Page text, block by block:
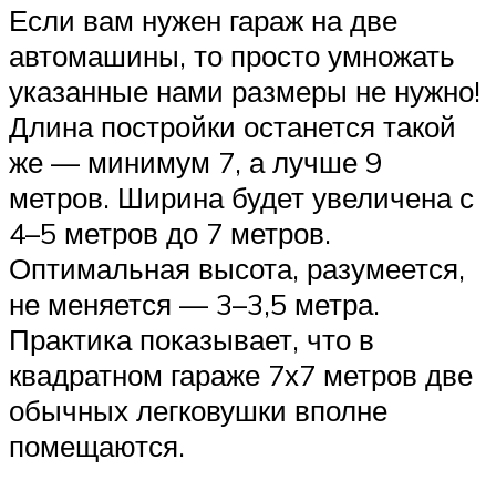
Если вам нужен гараж на две
автомашины, то просто умножать
указанные нами размеры не нужно!
Длина постройки останется такой
же — минимум 7, а лучше 9
метров. Ширина будет увеличена с
4–5 метров до 7 метров.
Оптимальная высота, разумеется,
не меняется — 3–3,5 метра.
Практика показывает, что в
квадратном гараже 7х7 метров две
обычных легковушки вполне
помещаются.